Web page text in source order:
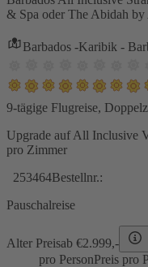
& Spa oder The Abidah by
Barbados -Karibik -
9-tägige Flugreise,
Upgrade auf All Inclusive
pro Zimmer
253464Bestellnr.:
Pauschalreise
Alter Preisab €2.999,-
pro PersonPreis pro